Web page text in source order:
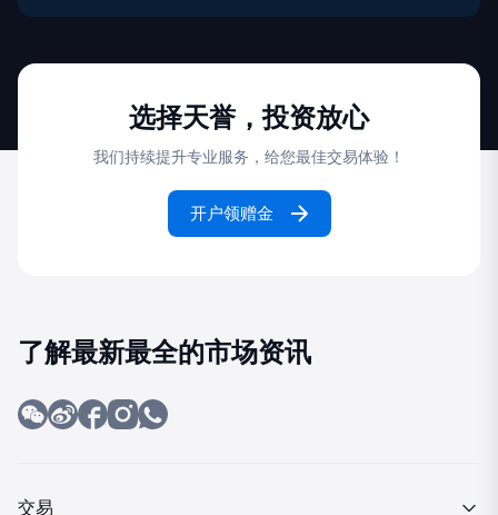
选择天誉，投资放心
我们持续提升专业服务，给您最佳交易体验！
开户领赠金
了解最新最全的市场资讯
交易